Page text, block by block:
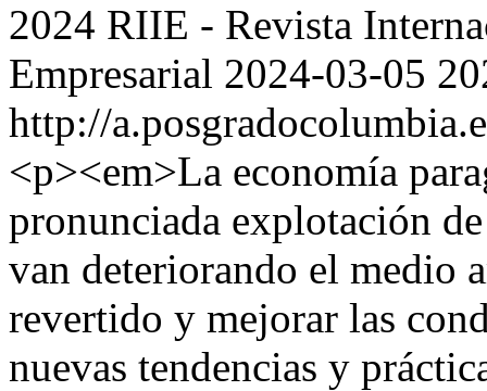
2024 RIIE - Revista
Empresarial 2024-03-05
http://
<p><em>La economía
pronunciada explotación
van deteriorando el medio
revertido y mejorar las
nuevas tendencias y